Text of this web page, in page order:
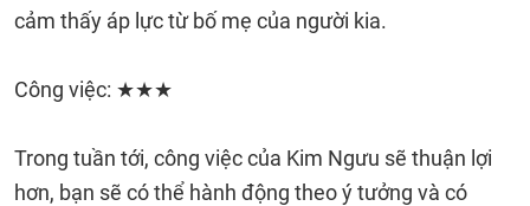
cảm thấy áp lực từ bố mẹ của người kia.
Công việc: ★★★
Trong tuần tới, công việc của Kim Ngưu sẽ thuận lợi
hơn, bạn sẽ có thể hành động theo ý tưởng và có